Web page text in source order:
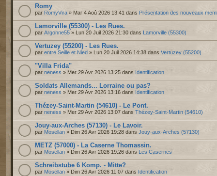
Romy
par RomyVira » Mar 4 Aoû 2026 13:41 dans Présentation des nouveaux
Lamorville (55300) - Les Rues.
par Argonne55 » Lun 20 Juil 2026 21:30 dans Lamorville (55300)
Vertuzey (55200) - Les Rues.
par entre Seille et Nied » Lun 20 Juil 2026 14:38 dans Vertuzey (55200)
"Villa Frida"
par neness » Mer 29 Avr 2026 13:25 dans Identification
Soldats Allemands... Lorraine ou pas?
par neness » Mer 29 Avr 2026 13:16 dans Identification
Thézey-Saint-Martin (54610) - Le Pont.
par neness » Mer 29 Avr 2026 13:07 dans Thézey-Saint-Martin (54610)
Jouy-aux-Arches (57130) - Le Lavoir.
par Mosellan » Dim 26 Avr 2026 19:28 dans Jouy-aux-Arches (57130)
METZ (57000) - La Caserne Thomassin.
par Mosellan » Dim 26 Avr 2026 19:26 dans Les Casernes
Schreibstube 6 Komp. - Mitte?
par Mosellan » Dim 26 Avr 2026 11:07 dans Identification